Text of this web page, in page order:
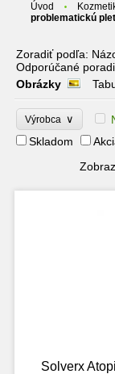
Úvod
problematickú
Zoradiť podľa:
Odporúčané
Obrázky
Výrobca ∨
Skladom
Solverx